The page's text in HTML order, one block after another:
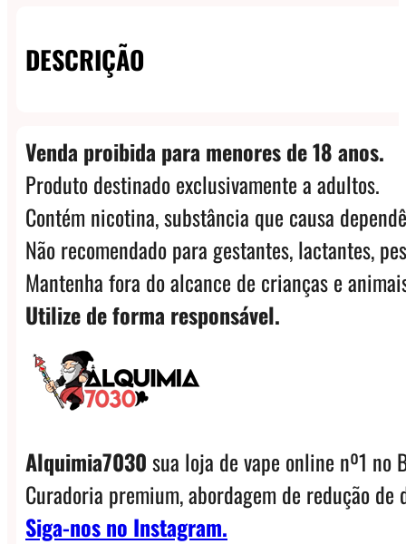
DESCRIÇÃO
Venda proibida para menores de 18 anos.
Produto destinado exclusivamente a adultos.
Contém nicotina, substância que causa
Não recomendado para gestantes, lactantes,
Mantenha fora do alcance de crianças e
Utilize de forma responsável.
Alquimia7030sua loja de vape online nº1 no
Curadoria premium, abordagem de redução
Siga-nos no Instagram.